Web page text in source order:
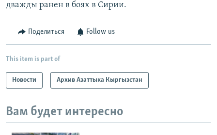
дважды ранен в боях в Сирии.
Поделиться Follow us
This item is part of
Новости Архив Азаттыка Кыргызстан
Вам будет интересно